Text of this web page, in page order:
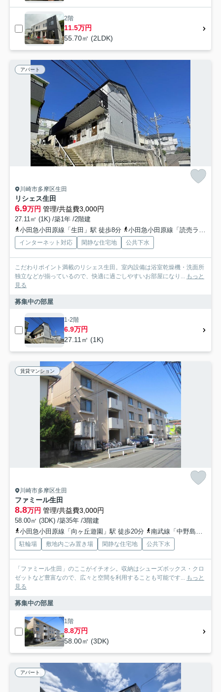
2階
11.5万円
55.70㎡ (2LDK)
アパート
川崎市多摩区生田
リシェス生田
6.9万円 管理/共益費3,000円
27.11㎡ (1K) /築1年 /2階建
小田急小田原線「生田」駅 徒歩8分
小田急小田原線「読売ランド前」駅 徒歩13分
インターネット対応 閑静な住宅地 公共下水
こだわりポイント満載のリシェス生田。室内設備は浴室乾燥機・洗面所
独立などが揃っているので、快適に過ごしやすいお部屋になり... もっと
見る
募集中の部屋
1-2階
6.9万円
27.11㎡ (1K)
賃貸マンション
川崎市多摩区生田
ファミール生田
8.8万円 管理/共益費3,000円
58.00㎡ (3DK) /築35年 /3階建
小田急小田原線「向ヶ丘遊園」駅 徒歩20分
南武線「中野島」駅 徒歩14分
駐輪場 敷地内ごみ置き場 閑静な住宅地 公共下水
「ファミール生田」のここがイチオシ。収納はシューズボックス・クロ
ゼットなど豊富なので、広々と空間を利用することも可能です... もっと
見る
募集中の部屋
1階
8.8万円
58.00㎡ (3DK)
アパート